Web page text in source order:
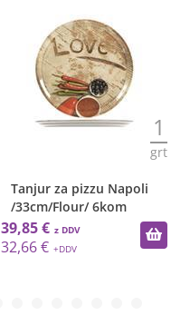
1
grt
Tanjur za pizzu Napoli
/33cm/Flour/ 6kom
39,85 €
32,66 €